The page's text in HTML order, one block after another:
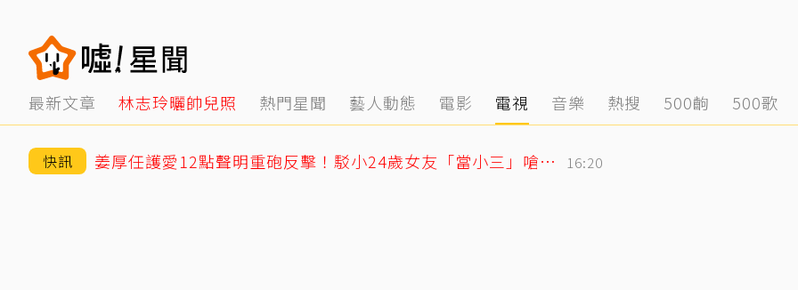
最新文章 林志玲曬帥兒照 熱門星聞 藝人動態 電影 電視 音樂 熱搜 500齣 500歌
快訊 姜厚任護愛12點聲明重砲反擊！駁小24歲女友「當小三」嗆：講三小？ 16:20